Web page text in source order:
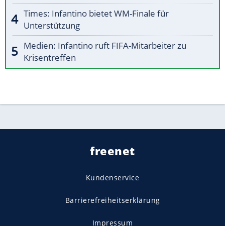
Times: Infantino bietet WM-Finale für
Unterstützung
Medien: Infantino ruft FIFA-Mitarbeiter zu
Krisentreffen
freenet
Kundenservice
Barrierefreiheitserklärung
Impressum